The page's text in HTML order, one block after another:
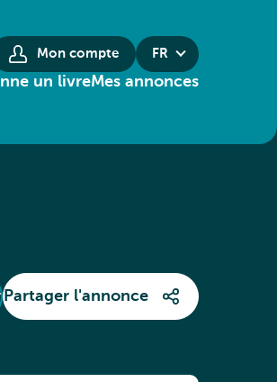
Mon compte FR
un livreMes annonces
Partager l'annonce